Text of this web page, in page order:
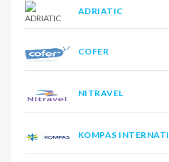
ADRIATIC
COFER
NITRAVEL
KOMPAS